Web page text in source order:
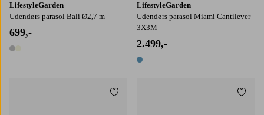
LifestyleGarden
Udendørs parasol Bali Ø2,7 m
699,-
2 farver
LifestyleGarden
Udendørs parasol Miami Cantilever
3X3M
2.499,-
1 farve
Tilføj til favoritter